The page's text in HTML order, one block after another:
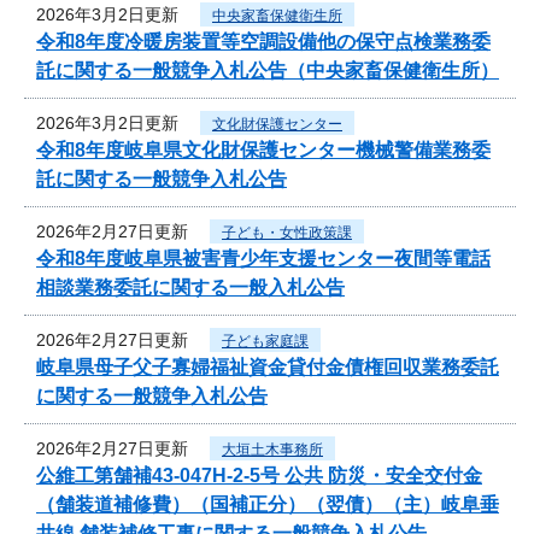
2026年3月2日更新 中央家畜保健衛生所
令和8年度冷暖房装置等空調設備他の保守点検業務委
託に関する一般競争入札公告（中央家畜保健衛生所）
2026年3月2日更新 文化財保護センター
令和8年度岐阜県文化財保護センター機械警備業務委
託に関する一般競争入札公告
2026年2月27日更新 子ども・女性政策課
令和8年度岐阜県被害青少年支援センター夜間等電話
相談業務委託に関する一般入札公告
2026年2月27日更新 子ども家庭課
岐阜県母子父子寡婦福祉資金貸付金債権回収業務委託
に関する一般競争入札公告
2026年2月27日更新 大垣土木事務所
公維工第舗補43-047H-2-5号 公共 防災・安全交付金
（舗装道補修費）（国補正分）（翌債）（主）岐阜垂